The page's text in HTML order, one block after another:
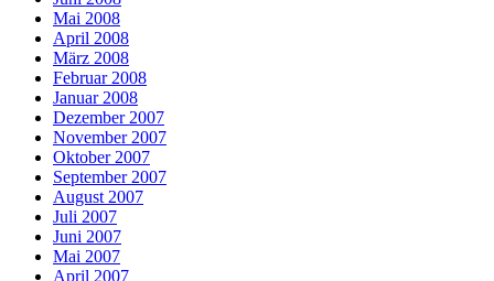
Mai 2008
April 2008
März 2008
Februar 2008
Januar 2008
Dezember 2007
November 2007
Oktober 2007
September 2007
August 2007
Juli 2007
Juni 2007
Mai 2007
April 2007